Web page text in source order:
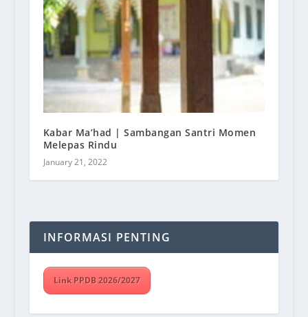
Kabar Ma’had | Sambangan Santri Momen
Melepas Rindu
January 21, 2022
INFORMASI PENTING
Link PPDB 2026/2027